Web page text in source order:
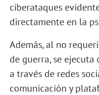
ciberataques
directamente en la
Además, al no
de guerra, se
a través de redes
comunicación y